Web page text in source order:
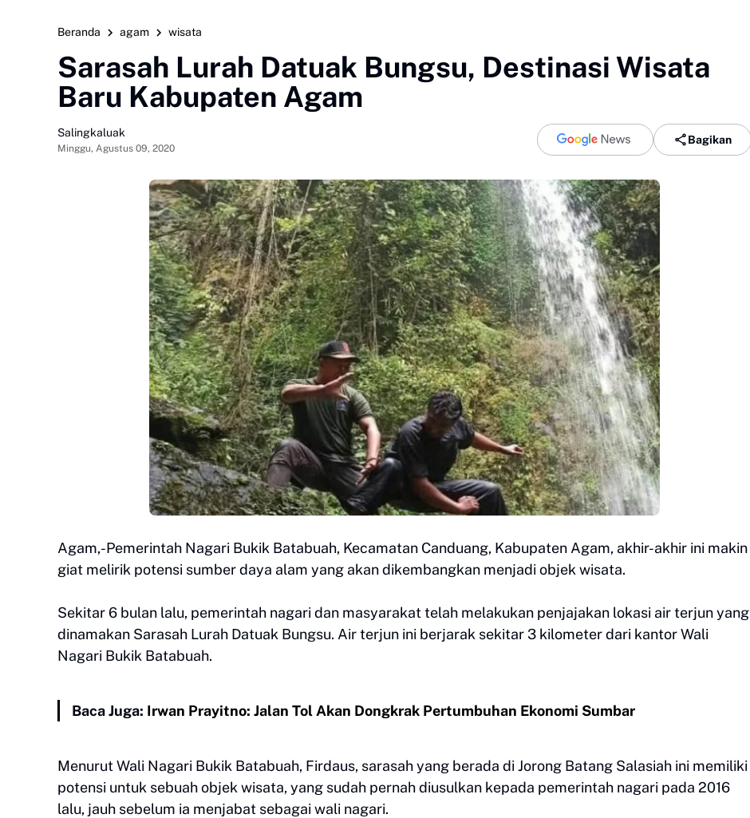
Beranda agam wisata
Sarasah Lurah Datuak Bungsu, Destinasi Wisata
Baru Kabupaten Agam
Salingkaluak
Minggu, Agustus 09, 2020
Bagikan
Agam,-Pemerintah Nagari Bukik Batabuah, Kecamatan Canduang, Kabupaten Agam, akhir-akhir ini makin
giat melirik potensi sumber daya alam yang akan dikembangkan menjadi objek wisata.
Sekitar 6 bulan lalu, pemerintah nagari dan masyarakat telah melakukan penjajakan lokasi air terjun yang
dinamakan Sarasah Lurah Datuak Bungsu. Air terjun ini berjarak sekitar 3 kilometer dari kantor Wali
Nagari Bukik Batabuah.
Baca Juga: Irwan Prayitno: Jalan Tol Akan Dongkrak Pertumbuhan Ekonomi Sumbar
Menurut Wali Nagari Bukik Batabuah, Firdaus, sarasah yang berada di Jorong Batang Salasiah ini memiliki
potensi untuk sebuah objek wisata, yang sudah pernah diusulkan kepada pemerintah nagari pada 2016
lalu, jauh sebelum ia menjabat sebagai wali nagari.